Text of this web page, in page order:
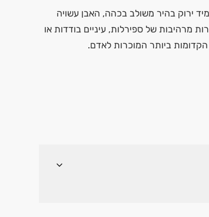
ירוק בהיר משולב בכהה, האבן עשויה
מרהיבות של ספירלות, עיניים בודדות או
הקדומות ביותר המוכרות לאדם.